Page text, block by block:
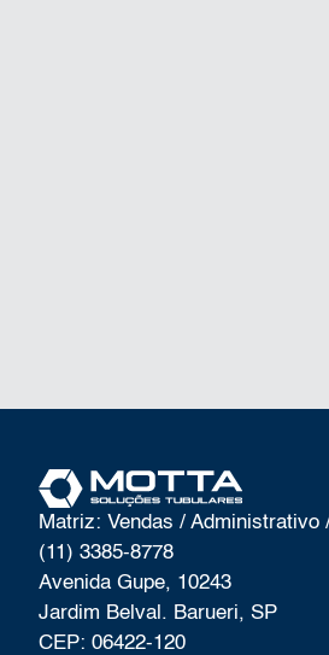
Matriz: Vendas / Administrativo
(11) 3385-8778
Avenida Gupe, 10243
Jardim Belval. Barueri, SP
CEP: 06422-120